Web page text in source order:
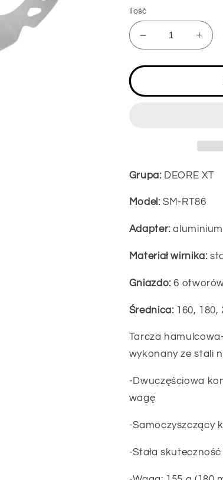
Ilość
Zmniejsz
ilość
dla
hamulcowa
ilość
dla
SM-
Grupa: DEORE XT
Model:SM-RT86
Adapter:aluminium
Materiał wirnika:
Gniazdo:6
Średnica: 160, 180,
Tarcza
wykonany ze stali
-Dwuczęściowa
wagę
-Samoczyszczący
-Stała